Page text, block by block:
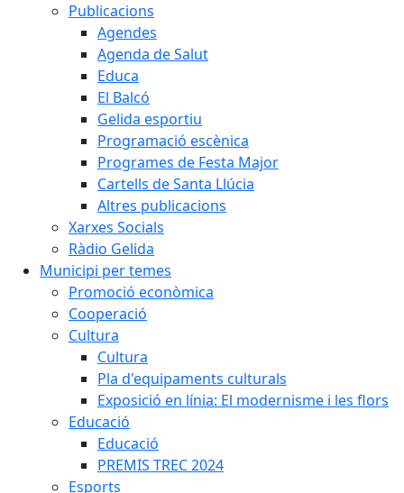
Publicacions
Agendes
Agenda de Salut
Educa
El Balcó
Gelida esportiu
Programació escènica
Programes de Festa Major
Cartells de Santa Llúcia
Altres publicacions
Xarxes Socials
Ràdio Gelida
Municipi per temes
Promoció econòmica
Cooperació
Cultura
Cultura
Pla d'equipaments culturals
Exposició en línia: El modernisme i les flors
Educació
Educació
PREMIS TREC 2024
Esports